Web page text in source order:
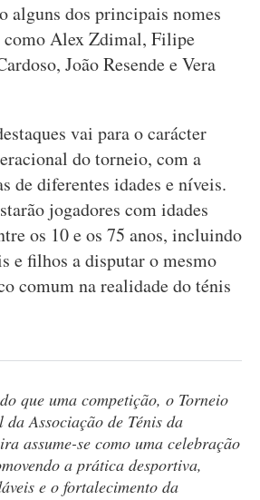
alguns dos principais nomes
como Alex Zdimal, Filipe
João Resende e Vera
vai para o carácter
do torneio, com a
de diferentes idades e níveis.
jogadores com idades
os 10 e os 75 anos, incluindo
e filhos a disputar o mesmo
comum na realidade do ténis
que uma competição, o Torneio
da Associação de Ténis da
assume-se como uma celebração
a prática desportiva,
e o fortalecimento da